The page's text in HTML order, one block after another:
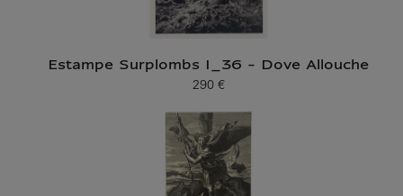
Estampe Surplombs I_36 - Dove Allouche
Prix ​​actuel
290 €